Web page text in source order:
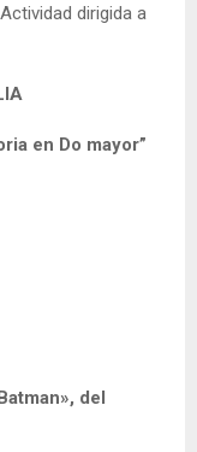
dirigida a
en Do mayor”
del